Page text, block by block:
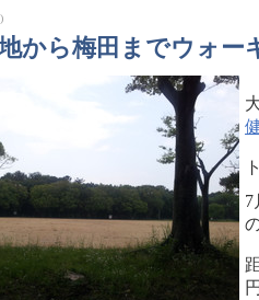
から梅田までウォー
7